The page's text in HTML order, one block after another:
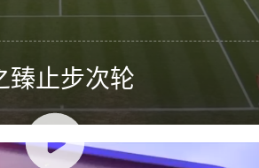
臻止步次轮